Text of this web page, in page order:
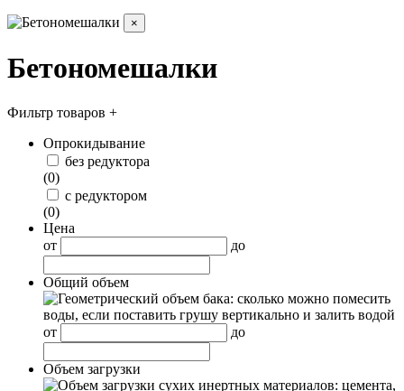
×
Бетономешалки
Фильтр товаров +
Опрокидывание
без редуктора
(0)
с редуктором
(0)
Цена
от
до
Общий объем
от до
Объем загрузки